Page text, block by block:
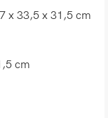
x 33,5 x 31,5 cm
cm